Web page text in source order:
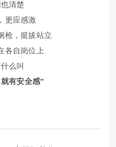
清楚
更应感激
枪，挺拔站立
各自岗位上
么叫
有安全感”